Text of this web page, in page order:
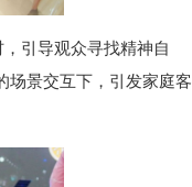
，引导观众寻找精神自
场景交互下，引发家庭客